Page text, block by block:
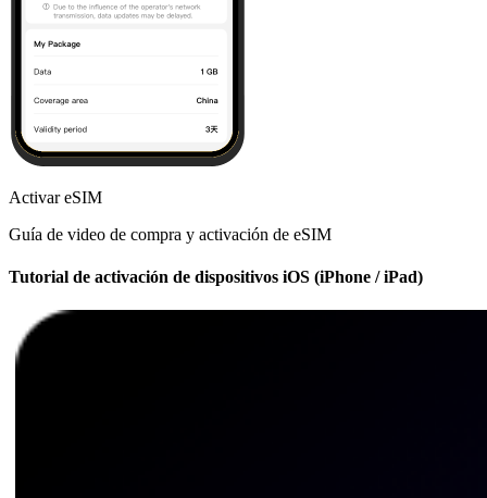
Activar eSIM
Guía de video de compra y activación de eSIM
Tutorial de activación de dispositivos iOS (iPhone / iPad)